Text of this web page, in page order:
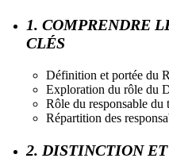
1. COMPRENDRE
CLÉS
Définition et portée du
Exploration du rôle du
Rôle du responsable du
Répartition des
2. DISTINCTION